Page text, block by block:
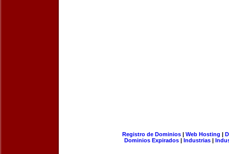
Registro de Dominios| Web Hosting |
Dominios Expirados | Industrias |